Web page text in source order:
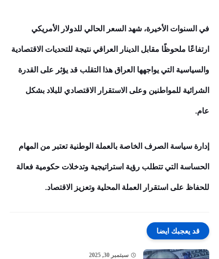
في السنوات الأخيرة، شهد السعر الحالي للدولار الأمريكي
ارتفاعًا ملحوظًا مقابل الدينار العراقي نتيجة للتحديات الاقتصادية
والسياسية التي يواجهها العراق هذا التقلب قد يؤثر على القدرة
الشرائية للمواطنين وعلى الاستقرار الاقتصادي للبلاد بشكل
عام.
إدارة سياسة الصرف الخاصة بالعملة الوطنية تعتبر من المهام
الحساسة التي تتطلب رؤية استراتيجية وتدخلات حكومية فعالة
للحفاظ على استقرار العملة المحلية وتعزيز الاقتصاد.
قد يعجبك ايضا
سبتمبر 30, 2025